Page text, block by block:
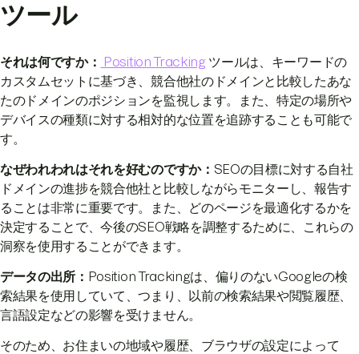
ツール
それは何ですか： Position Trackingツールは、キーワードの
カスタムセットに基づき、競合他社のドメインと比較したあな
たのドメインのポジションを監視します。また、特定の場所や
デバイスの種類に対する相対的な位置を追跡することも可能で
す。
なぜわれわれはそれを好むのですか： SEOの目標に対する自社
ドメインの進捗を競合他社と比較しながらモニターし、報告す
ることは非常に重要です。また、どのページを最適化するかを
決定することで、今後のSEO戦略を調整するために、これらの
洞察を使用することができます。
データの出所： Position Trackingは、偏りのないGoogleの検
索結果を使用していて、つまり、以前の検索結果や閲覧履歴、
言語設定などの影響を受けません。
そのため、お住まいの地域や履歴、ブラウザの設定によって